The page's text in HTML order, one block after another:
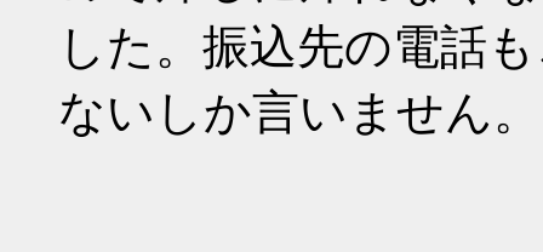
した。振込先の電話
ないしか言いません。